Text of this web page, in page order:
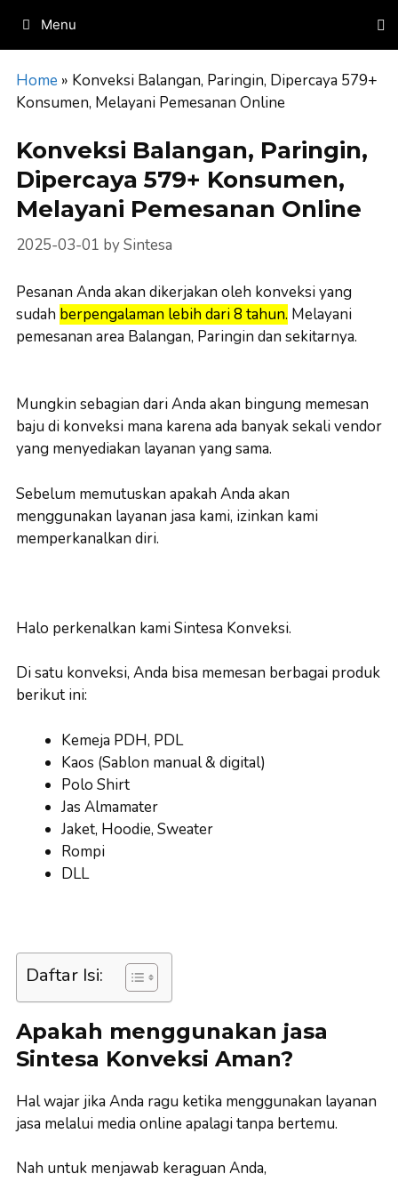
content
Menu
Home » Konveksi Balangan, Paringin, Dipercaya 579+
Konsumen, Melayani Pemesanan Online
Konveksi Balangan, Paringin,
Dipercaya 579+ Konsumen,
Melayani Pemesanan Online
2025-03-01 bySintesa
Pesanan Anda akan dikerjakan oleh konveksi yang
sudah berpengalaman lebih dari 8 tahun. Melayani
pemesanan area Balangan, Paringin dan sekitarnya.
Mungkin sebagian dari Anda akan bingung memesan
baju di konveksi mana karena ada banyak sekali vendor
yang menyediakan layanan yang sama.
Sebelum memutuskan apakah Anda akan
menggunakan layanan jasa kami, izinkan kami
memperkanalkan diri.
Halo perkenalkan kami Sintesa Konveksi.
Di satu konveksi, Anda bisa memesan berbagai produk
berikut ini:
Kemeja PDH, PDL
Kaos (Sablon manual & digital)
Polo Shirt
Jas Almamater
Jaket, Hoodie, Sweater
Rompi
DLL
Daftar Isi:
Apakah menggunakan jasa
Sintesa Konveksi Aman?
Hal wajar jika Anda ragu ketika menggunakan layanan
jasa melalui media online apalagi tanpa bertemu.
Nah untuk menjawab keraguan Anda,